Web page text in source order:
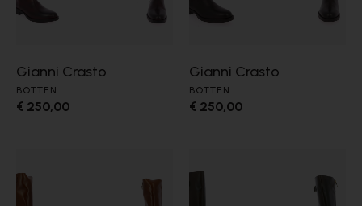
Gianni Crasto
BOTTEN
€ 250,00
Gianni Crasto
BOTTEN
€ 250,00